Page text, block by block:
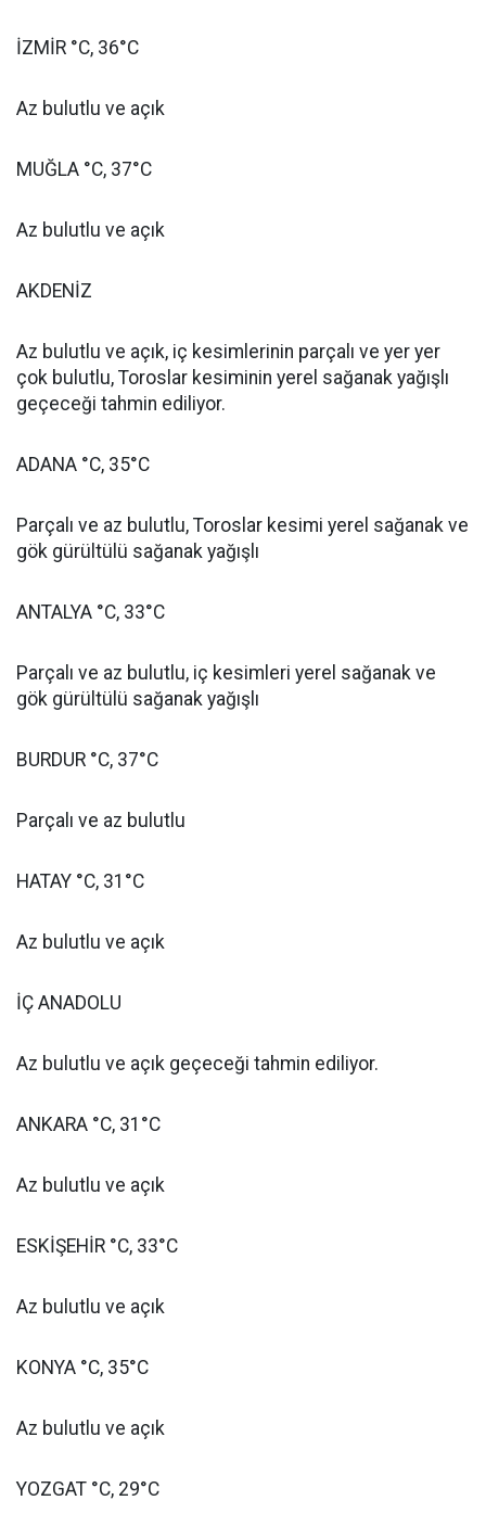
İZMİR °C, 36°C
Az bulutlu ve açık
MUĞLA °C, 37°C
Az bulutlu ve açık
AKDENİZ
Az bulutlu ve açık, iç kesimlerinin parçalı ve yer yer
çok bulutlu, Toroslar kesiminin yerel sağanak yağışlı
geçeceği tahmin ediliyor.
ADANA °C, 35°C
Parçalı ve az bulutlu, Toroslar kesimi yerel sağanak ve
gök gürültülü sağanak yağışlı
ANTALYA °C, 33°C
Parçalı ve az bulutlu, iç kesimleri yerel sağanak ve
gök gürültülü sağanak yağışlı
BURDUR °C, 37°C
Parçalı ve az bulutlu
HATAY °C, 31°C
Az bulutlu ve açık
İÇ ANADOLU
Az bulutlu ve açık geçeceği tahmin ediliyor.
ANKARA °C, 31°C
Az bulutlu ve açık
ESKİŞEHİR °C, 33°C
Az bulutlu ve açık
KONYA °C, 35°C
Az bulutlu ve açık
YOZGAT °C, 29°C